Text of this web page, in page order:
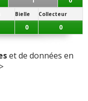
2n'aiment pas
Bielle Collecteur
0 0
et de données en